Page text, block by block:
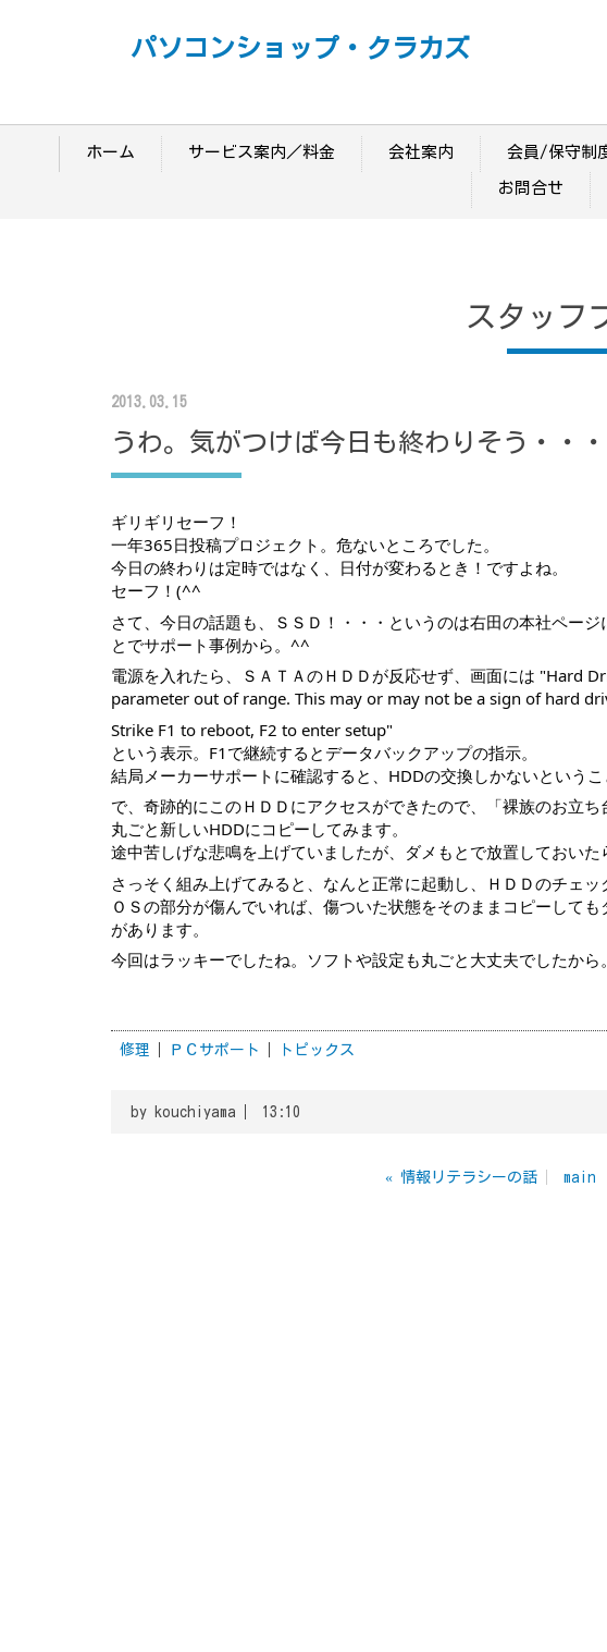
パソコンショップ・クラカズ
ホーム サービス案内／料金 会社案内 会員/保守制
お問合せ
スタッフ
2013.03.15
うわ。気がつけば今日も終わりそう・・・
ギリギリセーフ！
一年365日投稿プロジェクト。危ないところでした。
今日の終わりは定時ではなく、日付が変わるとき！ですよね。
セーフ！(^^
さて、今日の話題も、ＳＳＤ！・・・というのは右田の本社ペー
とでサポート事例から。^^
電源を入れたら、ＳＡＴＡのＨＤＤが反応せず、画面には "Hard
parameter out of range. This may or may not be a sign of hard
Strike F1 to reboot, F2 to enter setup"
という表示。F1で継続するとデータバックアップの指示。
結局メーカーサポートに確認すると、HDDの交換しかないというこ
で、奇跡的にこのＨＤＤにアクセスができたので、「裸族のお立ち
丸ごと新しいHDDにコピーしてみます。
途中苦しげな悲鳴を上げていましたが、ダメもとで放置しておいた
さっそく組み上げてみると、なんと正常に起動し、ＨＤＤのチェッ
ＯＳの部分が傷んでいれば、傷ついた状態をそのままコピーして
があります。
今回はラッキーでしたね。ソフトや設定も丸ごと大丈夫でしたか
修理 ＰＣサポート トピックス
by kouchiyama 13:10
« 情報リテラシーの話 main